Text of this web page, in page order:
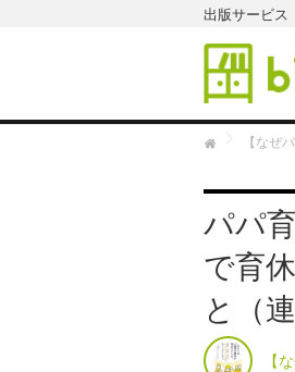
出版サービス
e
【なぜ
パパ
で育
と（
【